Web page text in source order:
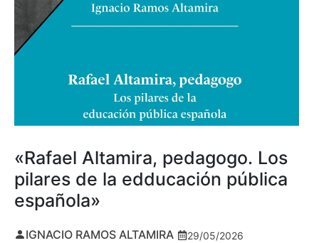
«Rafael Altamira, pedagogo. Los
pilares de la edducación pública
española»
IGNACIO RAMOS ALTAMIRA 29/05/2026